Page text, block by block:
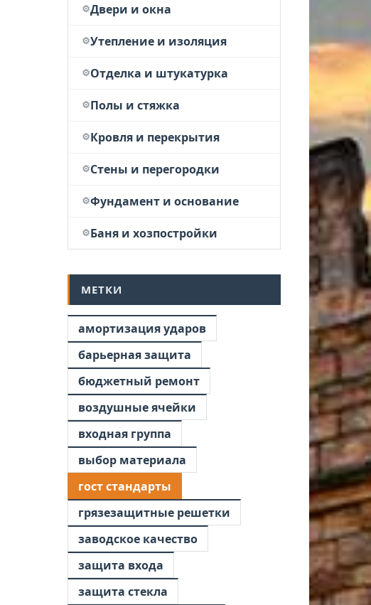
Двери и окна
Утепление и изоляция
Отделка и штукатурка
Полы и стяжка
Кровля и перекрытия
Стены и перегородки
Фундамент и основание
Баня и хозпостройки
МЕТКИ
амортизация ударов
барьерная защита
бюджетный ремонт
воздушные ячейки
входная группа
выбор материала
гост стандарты
грязезащитные решетки
заводское качество
защита входа
защита стекла